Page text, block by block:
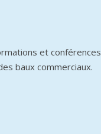
et conférences
baux commerciaux.